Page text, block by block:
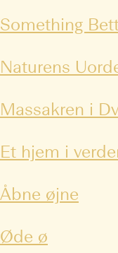
Something
Naturens
Massakren i
Et hjem i
Åbne øjne
Øde ø